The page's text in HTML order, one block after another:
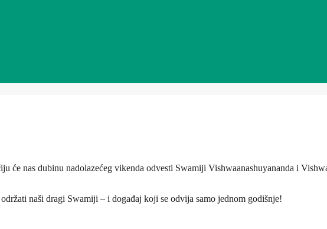
će nas dubinu nadolazećeg vikenda odvesti Swamiji Vishwaanashuyananda i
naši dragi Swamiji – i događaj koji se odvija samo jednom godišnje!